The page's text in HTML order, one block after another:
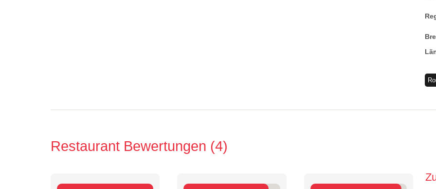
Restaurant Bewertungen 4